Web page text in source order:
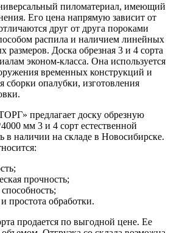
пиломатериал, имеющий
Его цена напрямую зависит от
друг от друга пороками
распила и наличием линейных
размеров. Доска обрезная 3 и 4 сорта
эконом-класса. Она используется
временных конструкций и
сборки опалубки, изготовления
предлагает доску обрезную
мм 3 и 4 сорт естественной
в наличии на складе в Новосибирске.
прочность;
простота обработки.
продается по выгодной цене. Ее